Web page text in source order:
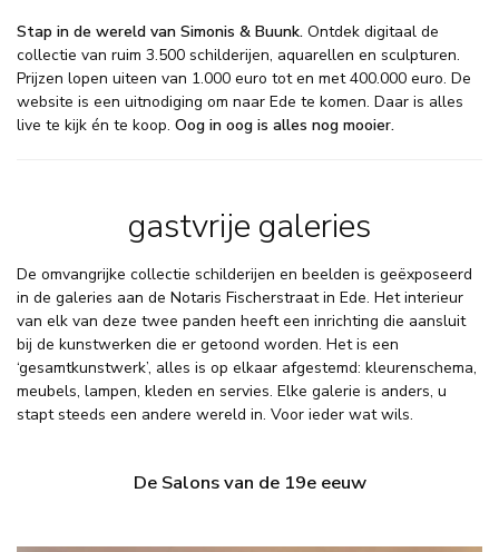
Stap in de wereld van Simonis & Buunk. Ontdek digitaal de
collectie van ruim 3.500 schilderijen, aquarellen en sculpturen.
Prijzen lopen uiteen van 1.000 euro tot en met 400.000 euro. De
website is een uitnodiging om naar Ede te komen. Daar is alles
live te kijk én te koop. Oog in oog is alles nog mooier.
gastvrije galeries
De omvangrijke collectie schilderijen en beelden is geëxposeerd
in de galeries aan de Notaris Fischerstraat in Ede. Het interieur
van elk van deze twee panden heeft een inrichting die aansluit
bij de kunstwerken die er getoond worden. Het is een
‘gesamtkunstwerk’, alles is op elkaar afgestemd: kleurenschema,
meubels, lampen, kleden en servies. Elke galerie is anders, u
stapt steeds een andere wereld in. Voor ieder wat wils.
De Salons van de 19e eeuw